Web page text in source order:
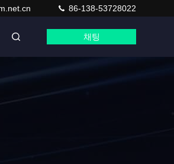
86-138-53728022
채팅